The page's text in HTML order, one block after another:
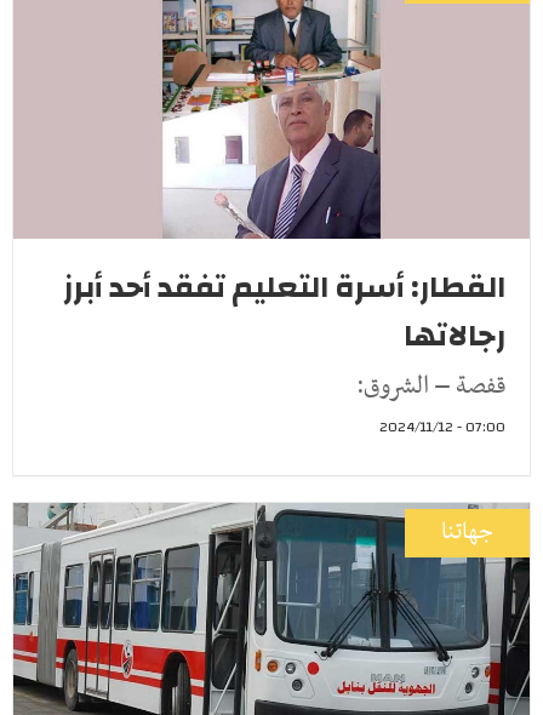
القطار: أسرة التعليم تفقد أحد أبرز
رجالاتها
قفصة – الشروق:
07:00 - 2024/11/12
جهاتنا